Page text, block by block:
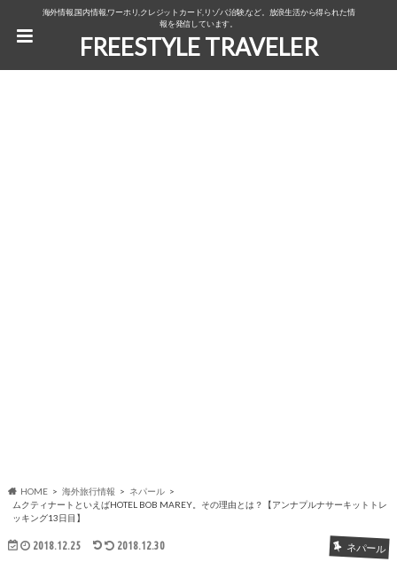
海外情報,国内情報,ワーホリ,クレジットカード,リゾバ,治験,など。放浪生活から得られた情
報を発信しています。
FREESTYLE TRAVELER
HOME 海外旅行情報
ネパール
ムクティナートといえばHOTEL BOB MAREY。その理由とは？【アンナプルナサーキットトレ
ッキング13日目】
2018.12.25 2018.12.30 ネパール